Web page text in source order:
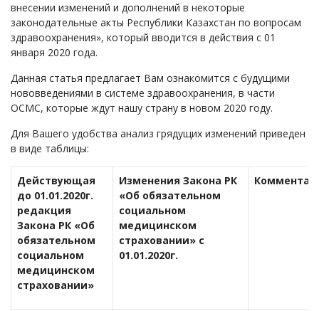
внесении изменений и дополнений в некоторые
законодательные акты Республики Казахстан по вопросам
здравоохранения», который вводится в действия с 01
января 2020 года.
Данная статья предлагает Вам ознакомится с будущими
нововведениями в системе здравоохранения, в части
ОСМС, которые ждут нашу страну в новом 2020 году.
Для Вашего удобства анализ грядущих изменений приведен
в виде таблицы:
Действующая
до 01.01.2020г.
редакция
Закона РК «Об
обязательном
социальном
медицинском
страховании»
Изменения Закона РК
«Об обязательном
социальном
медицинском
страховании» с
01.01.2020г.